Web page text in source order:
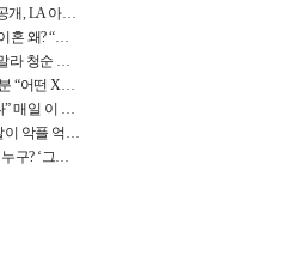
백윤식 손녀+정시아 딸 첫 유화 공개, LA 아트쇼→서울국제조각페스타 작가다운 수준급 실력
유혜리, 배우 이근희과 1년 반만 이혼 왜? “식칼 꽂고 의자 던져” 충격 폭로(특종)[어제TV]
임지연, 그림 같은 발리 배경? 뼈말라 청순 비키니 핏에 상대 안 되네
김성수, ♥박소윤 집 이불 폐기 처분 “어떤 X이랑 썼을지 몰라” 질투(신랑수업2)[어제TV]
44kg 송가인 “비가 오나 눈이 오나” 매일 이 운동, 허벅지 근육량 상승+체지방 감소
“연예인 걱정 NO” 김승현, 가난팔이 악플 억울할만‥아내+딸과 日 여행
재혼 강성연 ♥2살 연하 의사남편 누구? ‘그알’ 자문의에 훈남 비주얼 초엘리트 스펙 [종합]